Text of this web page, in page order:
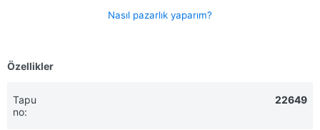
Özellikler
Tapu
no:
22649
Nasıl pazarlık yaparım?